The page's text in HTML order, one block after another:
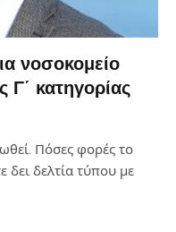
νοσοκομείο
Γ΄ κατηγορίας
Πόσες φορές το
δει δελτία τύπου με